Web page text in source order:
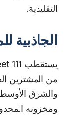
التقليدية.
الجاذبية
من المشترين
والشرق الأوسط
ومخزونه